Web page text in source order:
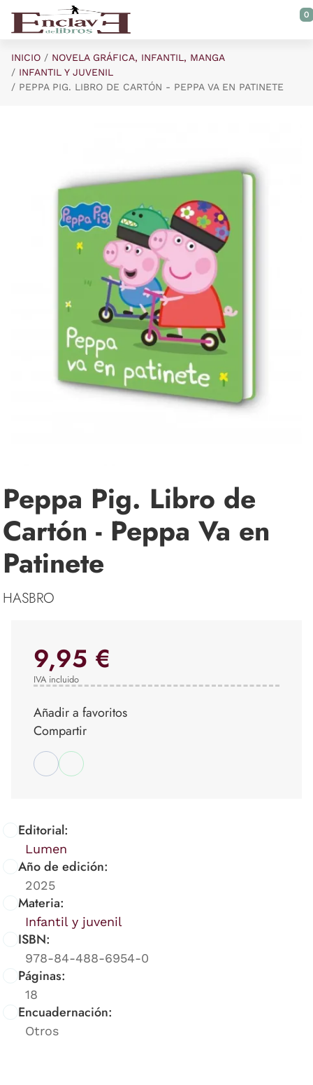
Saltar al contenido principal
0
INICIO
NOVELA GRÁFICA, INFANTIL, MANGA
INFANTIL Y JUVENIL
PEPPA PIG. LIBRO DE CARTÓN - PEPPA VA EN PATINETE
Peppa Pig. Libro de
Cartón - Peppa Va en
Patinete
HASBRO
Editorial:
Lumen
Año de edición:
2025
Materia:
Infantil y juvenil
ISBN:
978-84-488-6954-0
Páginas:
18
Encuadernación:
Otros
9,95 €
IVA incluido
Añadir a favoritos
Compartir